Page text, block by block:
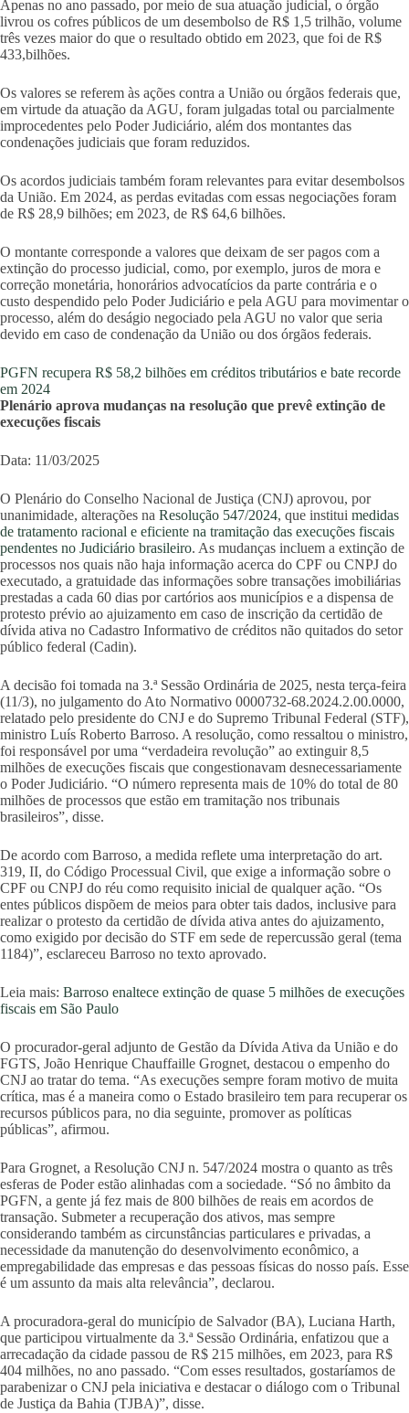
Apenas no ano passado, por meio de sua atuação judicial, o órgão
livrou os cofres públicos de um desembolso de R$ 1,5 trilhão, volume
três vezes maior do que o resultado obtido em 2023, que foi de R$
433,bilhões.
Os valores se referem às ações contra a União ou órgãos federais que,
em virtude da atuação da AGU, foram julgadas total ou parcialmente
improcedentes pelo Poder Judiciário, além dos montantes das
condenações judiciais que foram reduzidos.
Os acordos judiciais também foram relevantes para evitar desembolsos
da União. Em 2024, as perdas evitadas com essas negociações foram
de R$ 28,9 bilhões; em 2023, de R$ 64,6 bilhões.
O montante corresponde a valores que deixam de ser pagos com a
extinção do processo judicial, como, por exemplo, juros de mora e
correção monetária, honorários advocatícios da parte contrária e o
custo despendido pelo Poder Judiciário e pela AGU para movimentar o
processo, além do deságio negociado pela AGU no valor que seria
devido em caso de condenação da União ou dos órgãos federais.
PGFN recupera R$ 58,2 bilhões em créditos tributários e bate recorde
em 2024
Plenário aprova mudanças na resolução que prevê extinção de
execuções fiscais
Data: 11/03/2025
O Plenário do Conselho Nacional de Justiça (CNJ) aprovou, por
unanimidade, alterações na Resolução 547/2024, que institui medidas
de tratamento racional e eficiente na tramitação das execuções fiscais
pendentes no Judiciário brasileiro. As mudanças incluem a extinção de
processos nos quais não haja informação acerca do CPF ou CNPJ do
executado, a gratuidade das informações sobre transações imobiliárias
prestadas a cada 60 dias por cartórios aos municípios e a dispensa de
protesto prévio ao ajuizamento em caso de inscrição da certidão de
dívida ativa no Cadastro Informativo de créditos não quitados do setor
público federal (Cadin).
A decisão foi tomada na 3.ª Sessão Ordinária de 2025, nesta terça-feira
(11/3), no julgamento do Ato Normativo 0000732-68.2024.2.00.0000,
relatado pelo presidente do CNJ e do Supremo Tribunal Federal (STF),
ministro Luís Roberto Barroso. A resolução, como ressaltou o ministro,
foi responsável por uma “verdadeira revolução” ao extinguir 8,5
milhões de execuções fiscais que congestionavam desnecessariamente
o Poder Judiciário. “O número representa mais de 10% do total de 80
milhões de processos que estão em tramitação nos tribunais
brasileiros”, disse.
De acordo com Barroso, a medida reflete uma interpretação do art.
319, II, do Código Processual Civil, que exige a informação sobre o
CPF ou CNPJ do réu como requisito inicial de qualquer ação. “Os
entes públicos dispõem de meios para obter tais dados, inclusive para
realizar o protesto da certidão de dívida ativa antes do ajuizamento,
como exigido por decisão do STF em sede de repercussão geral (tema
1184)”, esclareceu Barroso no texto aprovado.
Leia mais: Barroso enaltece extinção de quase 5 milhões de execuções
fiscais em São Paulo
O procurador-geral adjunto de Gestão da Dívida Ativa da União e do
FGTS, João Henrique Chauffaille Grognet, destacou o empenho do
CNJ ao tratar do tema. “As execuções sempre foram motivo de muita
crítica, mas é a maneira como o Estado brasileiro tem para recuperar os
recursos públicos para, no dia seguinte, promover as políticas
públicas”, afirmou.
Para Grognet, a Resolução CNJ n. 547/2024 mostra o quanto as três
esferas de Poder estão alinhadas com a sociedade. “Só no âmbito da
PGFN, a gente já fez mais de 800 bilhões de reais em acordos de
transação. Submeter a recuperação dos ativos, mas sempre
considerando também as circunstâncias particulares e privadas, a
necessidade da manutenção do desenvolvimento econômico, a
empregabilidade das empresas e das pessoas físicas do nosso país. Esse
é um assunto da mais alta relevância”, declarou.
A procuradora-geral do município de Salvador (BA), Luciana Harth,
que participou virtualmente da 3.ª Sessão Ordinária, enfatizou que a
arrecadação da cidade passou de R$ 215 milhões, em 2023, para R$
404 milhões, no ano passado. “Com esses resultados, gostaríamos de
parabenizar o CNJ pela iniciativa e destacar o diálogo com o Tribunal
de Justiça da Bahia (TJBA)”, disse.